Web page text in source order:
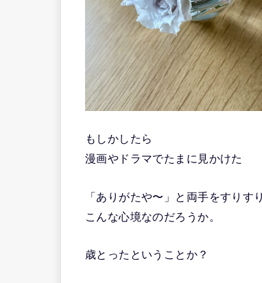
もしかしたら
漫画やドラマでたまに見かけた
「ありがたや〜」と両手をすりす
こんな心境なのだろうか。
歳とったということか？